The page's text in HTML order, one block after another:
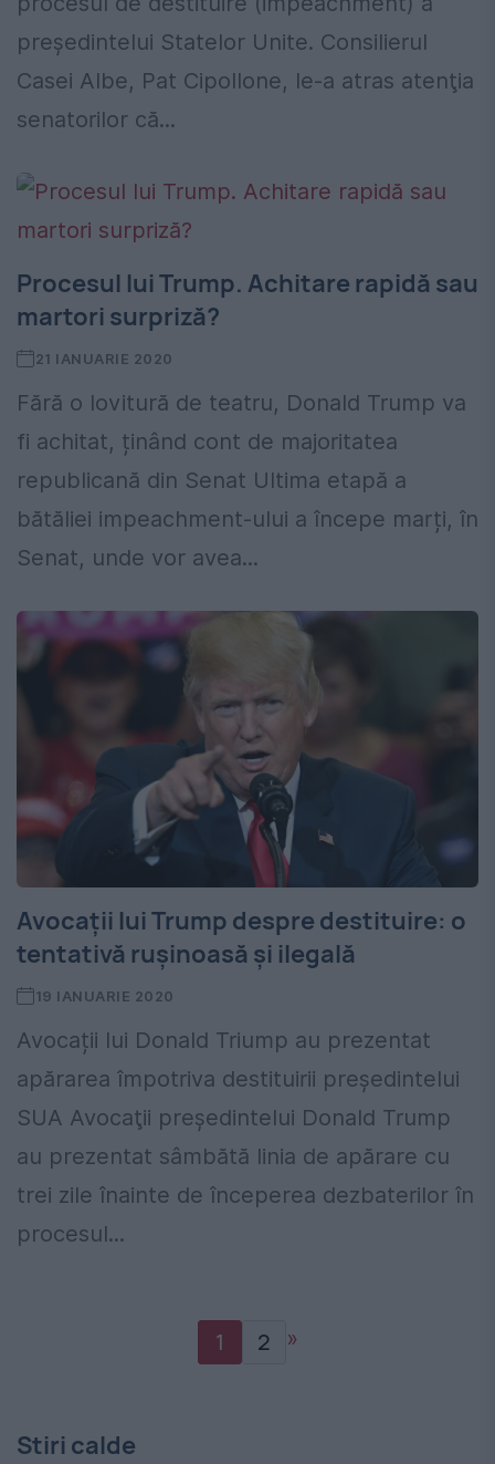
președintelui Statelor Unite. Consilierul
Casei Albe, Pat Cipollone, le-a atras atenţia
senatorilor că...
Procesul lui Trump. Achitare rapidă sau
martori surpriză?
21 IANUARIE 2020
Fără o lovitură de teatru, Donald Trump va
fi achitat, ținând cont de majoritatea
republicană din Senat Ultima etapă a
bătăliei impeachment-ului a începe marți, în
Senat, unde vor avea...
Avocații lui Trump despre destituire: o
tentativă rușinoasă și ilegală
19 IANUARIE 2020
Avocații lui Donald Triump au prezentat
apărarea împotriva destituirii președintelui
SUA Avocaţii preşedintelui Donald Trump
au prezentat sâmbătă linia de apărare cu
trei zile înainte de începerea dezbaterilor în
procesul...
1 2 »
Stiri calde